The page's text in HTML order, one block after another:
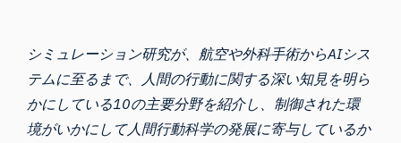
シミュレーション研究が、航空や外科手術からAIシス
テムに至るまで、人間の行動に関する深い知見を明ら
かにしている10の主要分野を紹介し、制御された環
境がいかにして人間行動科学の発展に寄与しているか